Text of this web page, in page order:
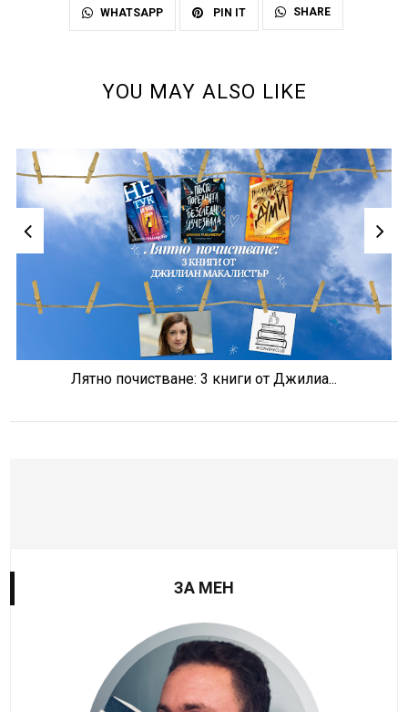
WHATSAPP PIN IT SHARE
YOU MAY ALSO LIKE
Лятно почистване: 3 книги от Джилиа...
ЗА МЕН